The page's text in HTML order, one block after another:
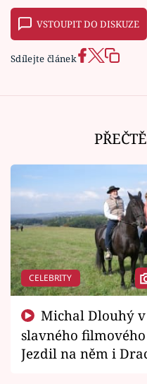
VSTOUPIT DO DISKUZE
Sdílejte článek
CELEBRITY
slavného
Jezdil na něm i